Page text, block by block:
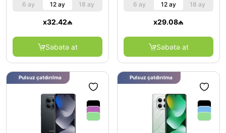
6 ay 12 ay 18 ay
x32.42₼
Səbətə at
6 ay 12 ay 18 ay
x29.08₼
Səbətə at
Pulsuz çatdırılma Pulsuz çatdırılma